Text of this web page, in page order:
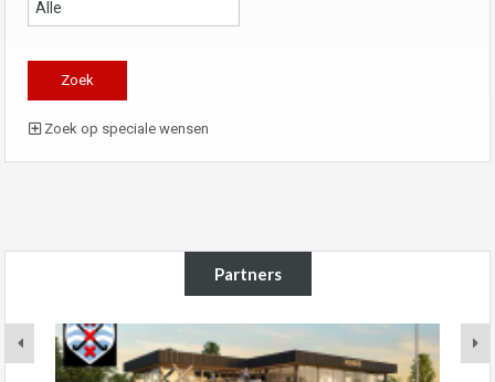
Zoek op speciale wensen
Partners